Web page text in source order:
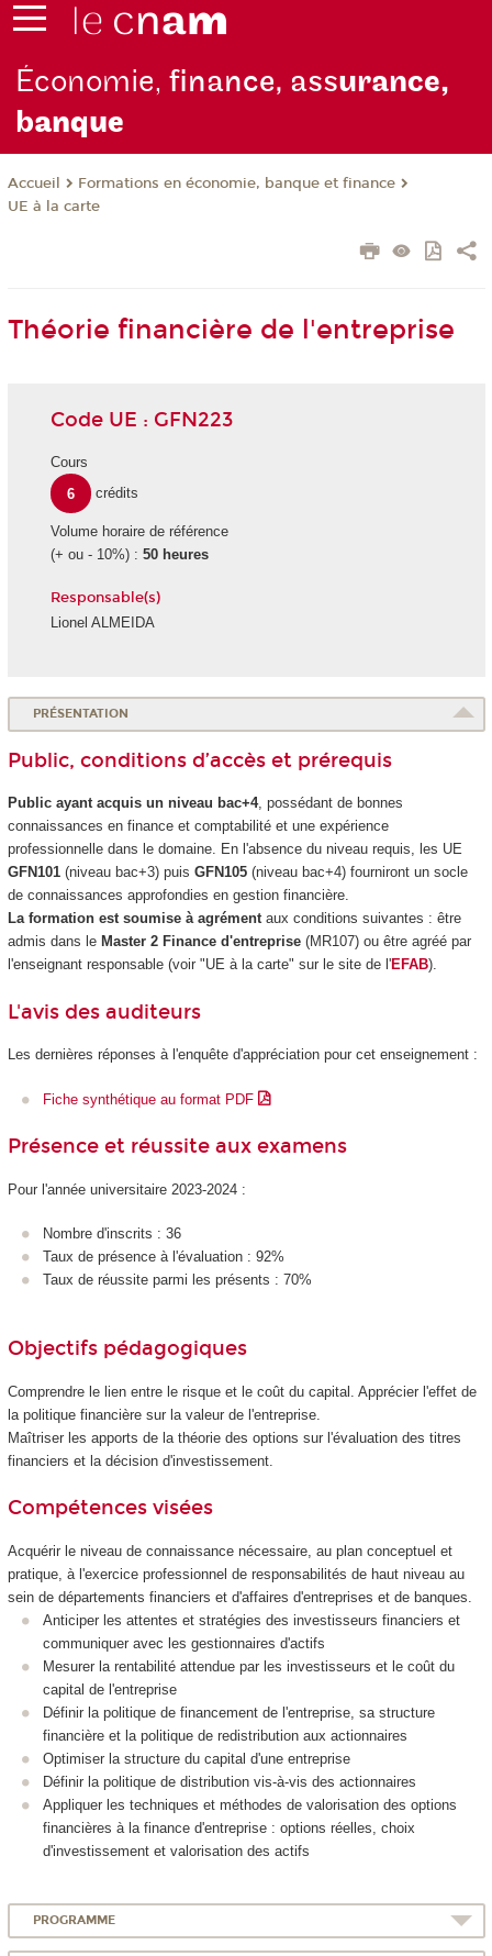
Économie,finance, assurance,
banque
Accueil
Formations en économie, banque et finance
UE à la carte
Théorie financière de l'entreprise
Code UE : GFN223
Cours
6
crédits
Volume horaire de référence
(+ ou - 10%) : 50 heures
Responsable(s)
Lionel ALMEIDA
PRÉSENTATION
Public, conditions d’accès et prérequis
Public ayant acquis un niveau bac+4, possédant de bonnes
connaissances en finance et comptabilité et une expérience
professionnelle dans le domaine. En l'absence du niveau requis, les UE
GFN101(niveau bac+3) puis GFN105(niveau bac+4) fourniront un socle
de connaissances approfondies en gestion financière.
La formation est soumise à agrémentaux conditions suivantes : être
admis dans le Master 2 Finance d'entreprise (MR107) ou être agréé par
l'enseignant responsable (voir "UE à la carte" sur le site de l'EFAB).
L'avis des auditeurs
Les dernières réponses à l'enquête d'appréciation pour cet enseignement :
Fiche synthétique au format PDF
Présence et réussite aux examens
Pour l'année universitaire 2023-2024 :
Nombre d'inscrits : 36
Taux de présence à l'évaluation : 92%
Taux de réussite parmi les présents : 70%
Objectifs pédagogiques
Comprendre le lien entre le risque et le coût du capital. Apprécier l'effet de
la politique financière sur la valeur de l'entreprise.
Maîtriser les apports de la théorie des options sur l'évaluation des titres
financiers et la décision d'investissement.
Compétences visées
Acquérir le niveau de connaissance nécessaire, au plan conceptuel et
pratique, à l'exercice professionnel de responsabilités de haut niveau au
sein de départements financiers et d'affaires d'entreprises et de banques.
Anticiper les attentes et stratégies des investisseurs financiers et
communiquer avec les gestionnaires d'actifs
Mesurer la rentabilité attendue par les investisseurs et le coût du
capital de l'entreprise
Définir la politique de financement de l'entreprise, sa structure
financière et la politique de redistribution aux actionnaires
Optimiser la structure du capital d'une entreprise
Définir la politique de distribution vis-à-vis des actionnaires
Appliquer les techniques et méthodes de valorisation des options
financières à la finance d'entreprise : options réelles, choix
d'investissement et valorisation des actifs
PROGRAMME